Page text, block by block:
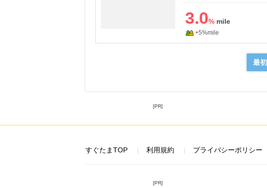
3.0%
+5%mile
最初
[PR]
すぐたまTOP 利用規約 プライバシーポリシー
[PR]